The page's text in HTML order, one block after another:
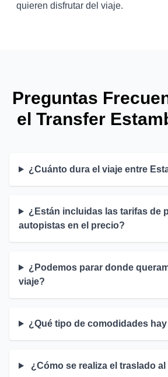
quieren disfrutar del viaje.
Preguntas
el Transfer
¿Cuánto dura el viaje entre
¿Están incluidas las tarifas de
autopistas en el precio?
¿Podemos parar donde
viaje?
¿Qué tipo de comodidades
¿Cómo se realiza el traslado